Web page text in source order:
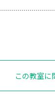
この教室に